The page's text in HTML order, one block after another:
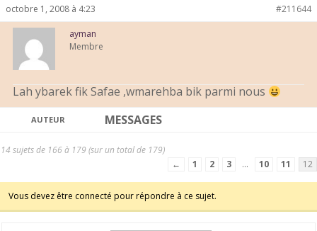
octobre 1, 2008 à 4:23 #211644
ayman
Membre
Lah ybarek fik Safae ,wmarehba bik parmi nous
AUTEUR MESSAGES
14 sujets de 166 à 179 (sur un total de 179)
←
1 2 3 … 10 11 12
Vous devez être connecté pour répondre à ce sujet.